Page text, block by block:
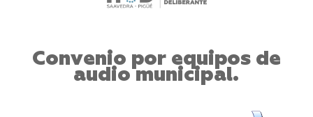
Convenio por equipos de
audio municipal.